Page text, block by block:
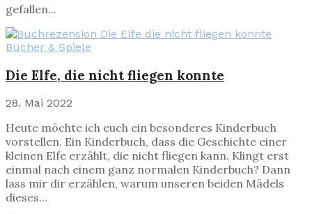
gefallen...
Bücher & Spiele
Die Elfe, die nicht fliegen konnte
28. Mai 2022
Heute möchte ich euch ein besonderes Kinderbuch
vorstellen. Ein Kinderbuch, dass die Geschichte einer
kleinen Elfe erzählt, die nicht fliegen kann. Klingt erst
einmal nach einem ganz normalen Kinderbuch? Dann
lass mir dir erzählen, warum unseren beiden Mädels
dieses...